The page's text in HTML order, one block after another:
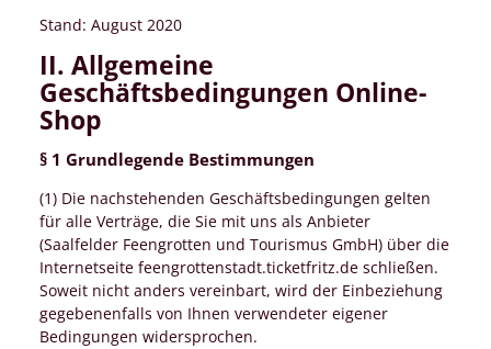
Stand: August 2020
II. Allgemeine
Geschäftsbedingungen Online-
Shop
§ 1 Grundlegende Bestimmungen
(1) Die nachstehenden Geschäftsbedingungen gelten
für alle Verträge, die Sie mit uns als Anbieter
(Saalfelder Feengrotten und Tourismus GmbH) über die
Internetseite feengrottenstadt.ticketfritz.de schließen.
Soweit nicht anders vereinbart, wird der Einbeziehung
gegebenenfalls von Ihnen verwendeter eigener
Bedingungen widersprochen.